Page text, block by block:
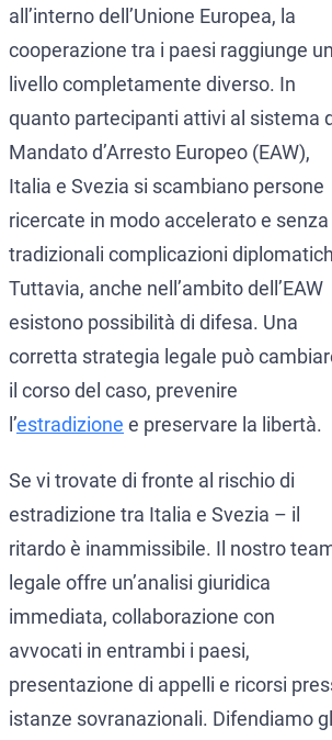
CCF
World-
Aziende
all’interno dell’Unione Europea, la
cooperazione tra i paesi raggiunge un
livello completamente diverso. In
quanto partecipanti attivi al sistema
Mandato d’Arresto Europeo (EAW),
Italia e Svezia si scambiano persone
ricercate in modo accelerato e senza
tradizionali complicazioni
Tuttavia, anche nell’ambito dell’EAW
esistono possibilità di difesa. Una
corretta strategia legale può
il corso del caso, prevenire
l’estradizione e preservare la libertà.
Se vi trovate di fronte al rischio di
estradizione tra Italia e Svezia – il
ritardo è inammissibile. Il nostro
legale offre un’analisi giuridica
immediata, collaborazione con
avvocati in entrambi i paesi,
presentazione di appelli e ricorsi
istanze sovranazionali. Difendiamo